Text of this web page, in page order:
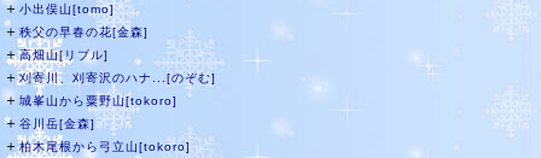
＋ 小出俣山[tomo]
＋ 秩父の早春の花[金森]
＋高畑山[リブル]
＋刈寄川、刈寄沢のハナ...[のぞむ]
＋ 城峯山から粟野山[tokoro]
＋ 谷川岳[金森]
＋柏木尾根から弓立山[tokoro]